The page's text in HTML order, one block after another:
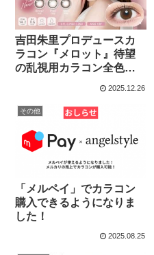
吉田朱里プロデュースカ
ラコン『メロット』待望
の乱視用カラコン全色徹
2025.12.26
その他
「メルペイ」でカラコン
購入できるようになりま
した！
2025.08.25